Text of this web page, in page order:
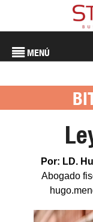
MENÚ
Por: LD.
Abogado